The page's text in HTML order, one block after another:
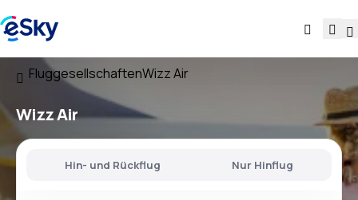
FluggesellschaftenWizz Air
Wizz Air
Hin- und Rückflug Nur Hinflug